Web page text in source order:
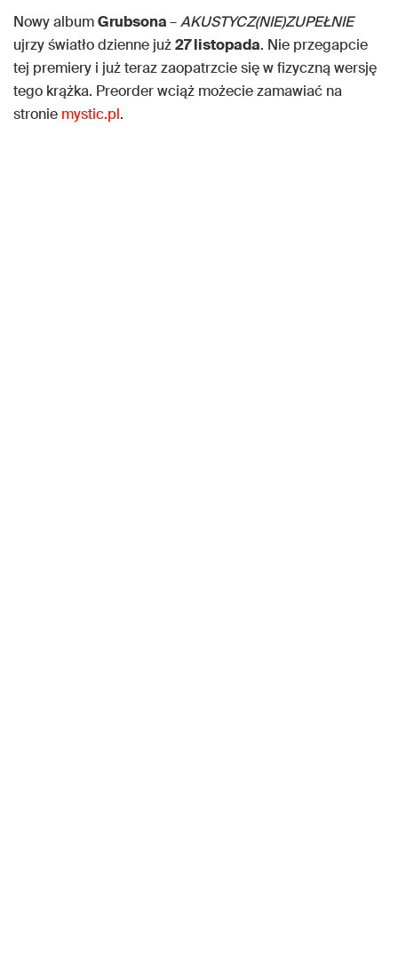
Nowy albumGrubsona–AKUSTYCZ(NIE)ZUPEŁNIE
ujrzy światło dzienne już27 listopada. Nie przegapcie
tej premiery i już teraz zaopatrzcie się w fizyczną wersję
tego krążka. Preorder wciąż możecie zamawiać na
stronie mystic.pl.